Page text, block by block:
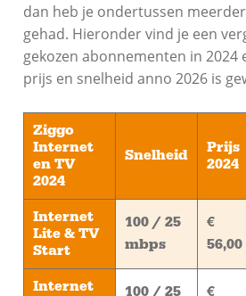
dan heb je ondertussen
gehad. Hieronder vind je een
gekozen abonnementen in 2024
prijs en snelheid anno 2026 is
Ziggo
Internet
en TV
2024
Snelheid
Prijs
2024
Internet
Lite & TV
Start
100 / 25
mbps
€
56,00
Internet
100 / 25
€